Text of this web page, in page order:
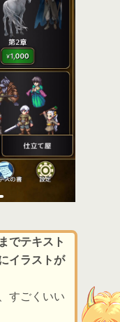
でテキスト
イラストが
すごくいい